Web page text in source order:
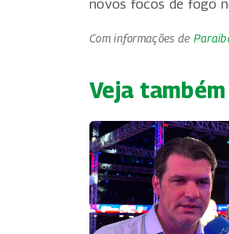
novos focos de fogo
Com informações de
Veja também